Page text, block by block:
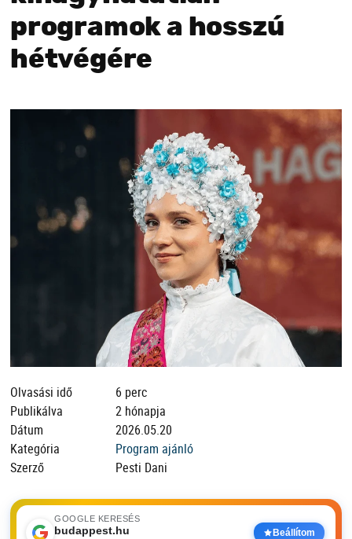
programok a hosszú
hétvégére
Olvasási idő
6 perc
Publikálva
2 hónapja
Dátum
2026.05.20
Kategória
Program ajánló
Szerző
Pesti Dani
GOOGLE KERESÉS
budappest.hu Beállítom